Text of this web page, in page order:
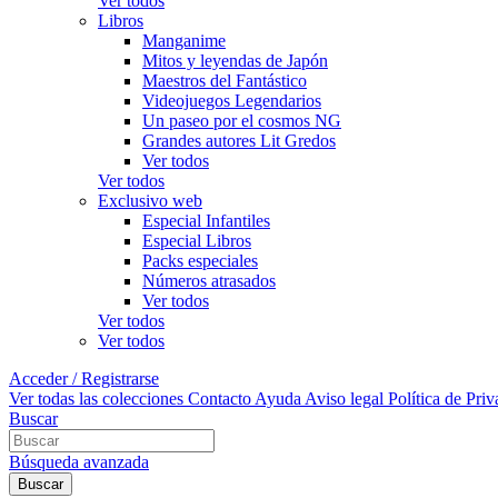
Libros
Manganime
Mitos y leyendas de Japón
Maestros del Fantástico
Videojuegos Legendarios
Un paseo por el cosmos NG
Grandes autores Lit Gredos
Ver todos
Ver todos
Exclusivo web
Especial Infantiles
Especial Libros
Packs especiales
Números atrasados
Ver todos
Ver todos
Ver todos
Acceder / Registrarse
Ver todas las colecciones Contacto Ayuda Aviso legal Política de
Buscar
Búsqueda avanzada
Buscar